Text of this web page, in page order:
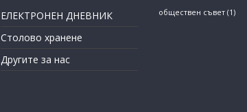
ЕЛЕКТРОНЕН ДНЕВНИК
Столово хранене
Другите за нас
обществен съвет(1)